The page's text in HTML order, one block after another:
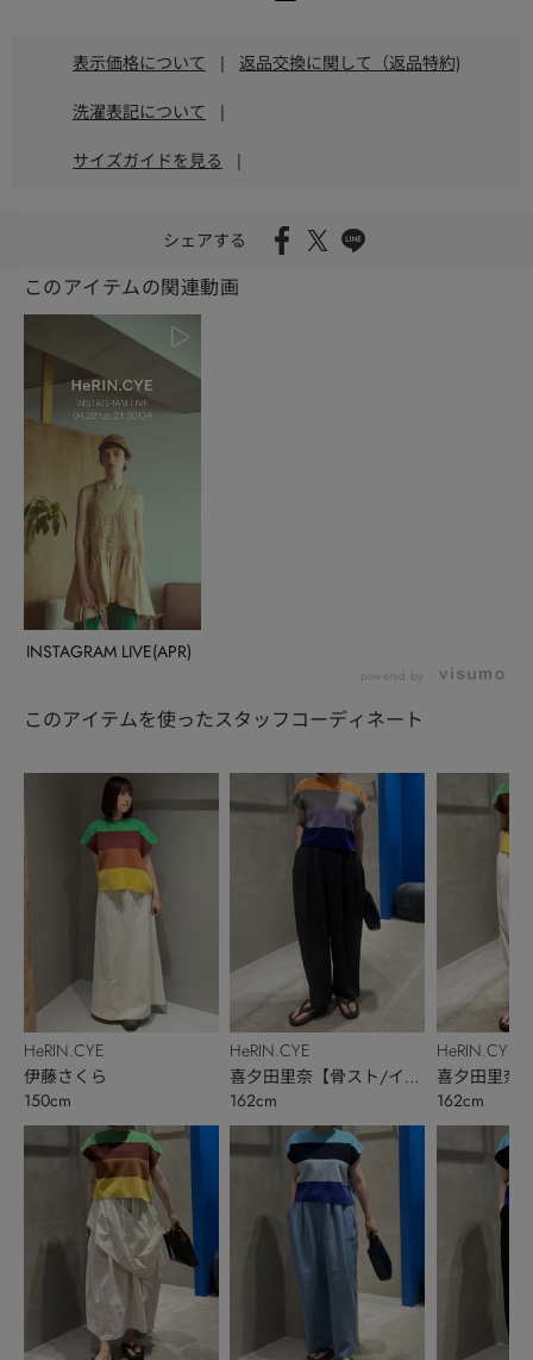
表示価格について | 返品交換に関して（返品特約)
洗濯表記について |
サイズガイドを見る |
シェアする
このアイテムの関連動画
INSTAGRAM LIVE(APR)
powered by
このアイテムを使ったスタッフコーディネート
HeRIN.CYE
伊藤さくら
150cm
HeRIN.CYE
喜夕田里奈【骨スト/イエ
ベ秋】
162cm
HeRIN.CYE
喜夕田里奈
ベ秋】
162cm